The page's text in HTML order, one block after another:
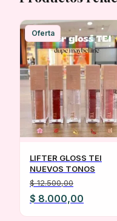
Oferta
LIFTER GLOSS TEI
NUEVOS TONOS
$12.500,00
El
precio
$ 8.000,00
precio